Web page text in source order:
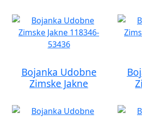
Bojanka Udobne
Zimske Jakne